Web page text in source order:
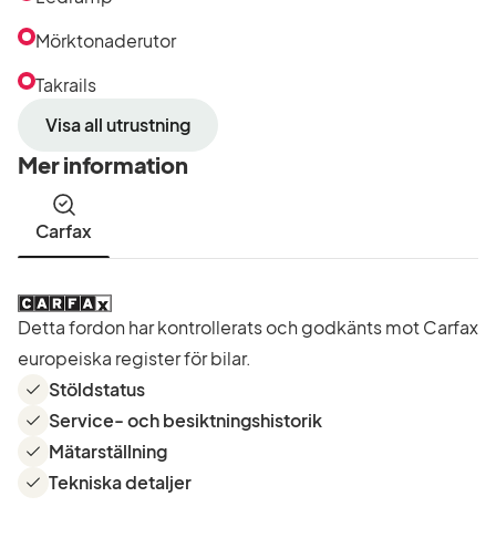
Mörktonaderutor
Takrails
Visa all utrustning
Mer information
Carfax
Detta fordon har kontrollerats och godkänts mot Carfax
europeiska register för bilar.
Stöldstatus
Service- och besiktningshistorik
Mätarställning
Tekniska detaljer